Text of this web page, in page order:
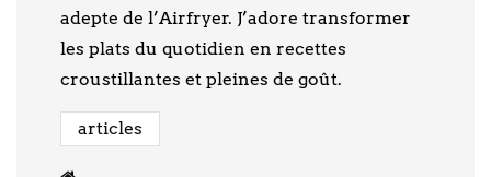
adepte de l’Airfryer. J’adore transformer
les plats du quotidien en recettes
croustillantes et pleines de goût.
articles